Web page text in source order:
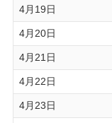
4月19日
4月20日
4月21日
4月22日
4月23日